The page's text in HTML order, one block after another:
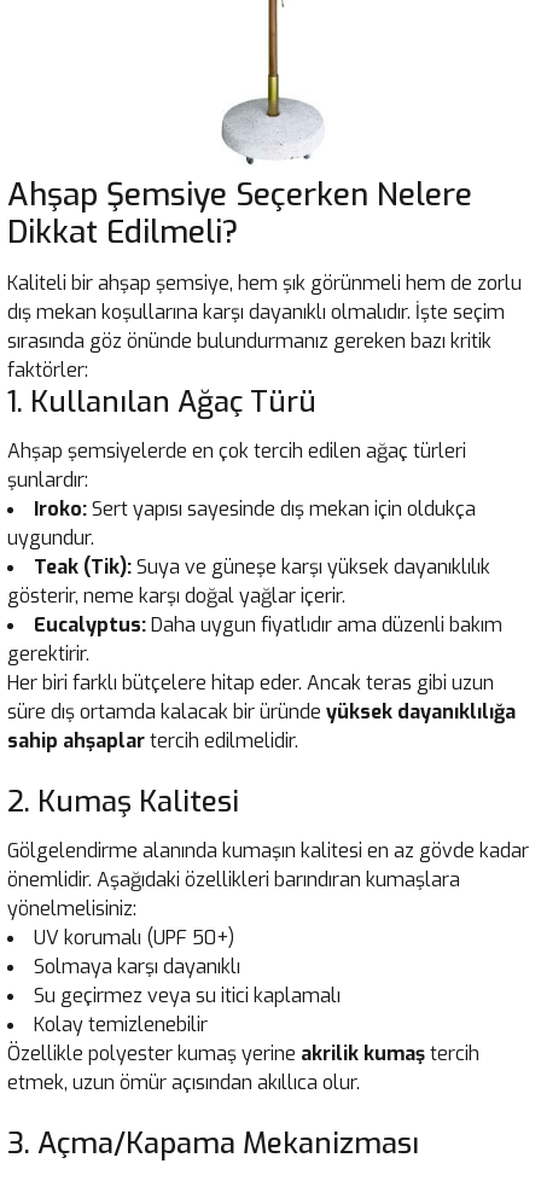
Ahşap Şemsiye Seçerken Nelere
Dikkat Edilmeli?
Kaliteli bir ahşap şemsiye, hem şık görünmeli hem de zorlu
dış mekan koşullarına karşı dayanıklı olmalıdır. İşte seçim
sırasında göz önünde bulundurmanız gereken bazı kritik
faktörler:
1. Kullanılan Ağaç Türü
Ahşap şemsiyelerde en çok tercih edilen ağaç türleri
şunlardır:
Iroko:Sert yapısı sayesinde dış mekan için oldukça
uygundur.
Teak (Tik):Suya ve güneşe karşı yüksek dayanıklılık
gösterir, neme karşı doğal yağlar içerir.
Eucalyptus:Daha uygun fiyatlıdır ama düzenli bakım
gerektirir.
Her biri farklı bütçelere hitap eder. Ancak teras gibi uzun
süre dış ortamda kalacak bir üründe yüksek dayanıklılığa
sahip ahşaplartercih edilmelidir.
2. Kumaş Kalitesi
Gölgelendirme alanında kumaşın kalitesi en az gövde kadar
önemlidir. Aşağıdaki özellikleri barındıran kumaşlara
yönelmelisiniz:
UV korumalı (UPF 50+)
Solmaya karşı dayanıklı
Su geçirmez veya su itici kaplamalı
Kolay temizlenebilir
Özellikle polyester kumaş yerine akrilik kumaştercih
etmek, uzun ömür açısından akıllıca olur.
3. Açma/Kapama Mekanizması